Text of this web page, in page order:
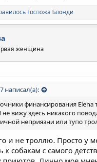
Госпожа Блонди
женщина
написал(а):
финансирования
не вижу здесь никакого
неприязни или тупо
и не троллю. Просто у
к собакам с самого